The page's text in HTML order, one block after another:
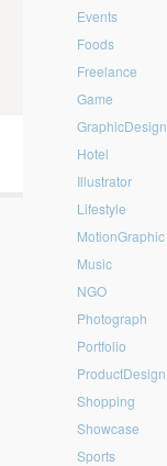
Events
Foods
Freelance
Game
GraphicDesign
Hotel
Illustrator
Lifestyle
MotionGraphic
Music
NGO
Photograph
Portfolio
ProductDesign
Shopping
Showcase
Sports